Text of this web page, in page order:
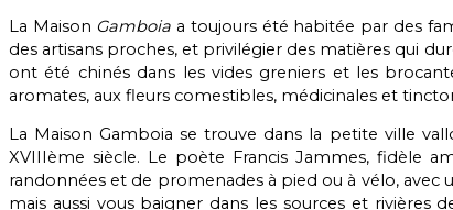
La Maison Gamboia a toujours été habitée par des
des artisans proches, et privilégier des matières qui
ont été chinés dans les vides greniers et les
aromates, aux fleurs comestibles, médicinales et
La Maison Gamboia se trouve dans la petite ville
XVIIIème siècle. Le poète Francis Jammes, fidèle
randonnées et de promenades à pied ou à vélo, avec
mais aussi vous baigner dans les sources et